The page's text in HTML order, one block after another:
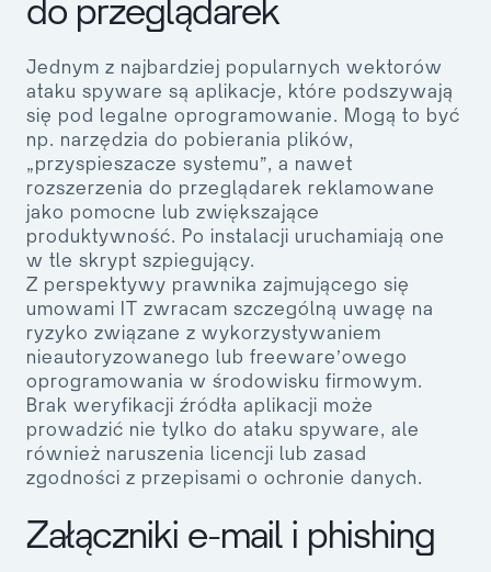
do przeglądarek
Jednym z najbardziej popularnych wektorów
ataku spyware są aplikacje, które podszywają
się pod legalne oprogramowanie. Mogą to być
np. narzędzia do pobierania plików,
„przyspieszacze systemu”, a nawet
rozszerzenia do przeglądarek reklamowane
jako pomocne lub zwiększające
produktywność. Po instalacji uruchamiają one
w tle skrypt szpiegujący.
Z perspektywy prawnika zajmującego się
umowami IT zwracam szczególną uwagę na
ryzyko związane z wykorzystywaniem
nieautoryzowanego lub freeware’owego
oprogramowania w środowisku firmowym.
Brak weryfikacji źródła aplikacji może
prowadzić nie tylko do ataku spyware, ale
również naruszenia licencji lub zasad
zgodności z przepisami o ochronie danych.
Załączniki e-mail i phishing